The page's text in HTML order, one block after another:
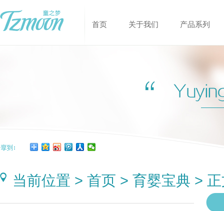
首页 关于我们 产品系列
当前位置 > 首页 > 育婴宝典 >